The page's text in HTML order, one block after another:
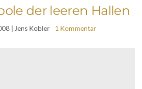
der leeren Hallen
| Jens Kobler 1 Kommentar